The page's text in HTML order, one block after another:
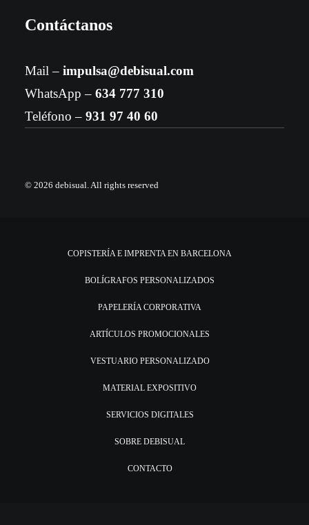
Contáctanos
Mail – impulsa@debisual.com
WhatsApp – 634 777 310
Teléfono – 931 97 40 60
© 2026 debisual.All rights reserved
COPISTERÍA E IMPRENTA EN BARCELONA
BOLÍGRAFOS PERSONALIZADOS
PAPELERÍA CORPORATIVA
ARTÍCULOS PROMOCIONALES
VESTUARIO PERSONALIZADO
MATERIAL EXPOSITIVO
SERVICIOS DIGITALES
SOBRE DEBISUAL
CONTACTO